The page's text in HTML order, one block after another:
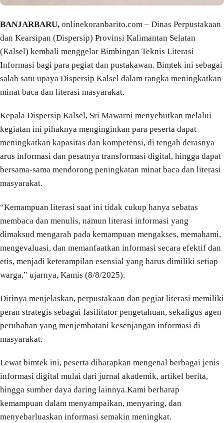
BANJARBARU, onlinekoranbarito.com – Dinas Perpustakaan
dan Kearsipan (Dispersip) Provinsi Kalimantan Selatan
(Kalsel) kembali menggelar Bimbingan Teknis Literasi
Informasi bagi para pegiat dan pustakawan. Bimtek ini sebagai
salah satu upaya Dispersip Kalsel dalam rangka meningkatkan
minat baca dan literasi masyarakat.
Kepala Dispersip Kalsel, Sri Mawarni menyebutkan melalui
kegiatan ini pihaknya menginginkan para peserta dapat
meningkatkan kapasitas dan kompetensi, di tengah derasnya
arus informasi dan pesatnya transformasi digital, hingga dapat
bersama-sama mendorong peningkatan minat baca dan literasi
masyarakat.
“Kemampuan literasi saat ini tidak cukup hanya sebatas
membaca dan menulis, namun literasi informasi yang
dimaksud mengarah pada kemampuan mengakses, memahami,
mengevaluasi, dan memanfaatkan informasi secara efektif dan
etis, menjadi keterampilan esensial yang harus dimiliki setiap
warga,” ujarnya, Kamis (8/8/2025).
Dirinya menjelaskan, perpustakaan dan pegiat literasi memiliki
peran strategis sebagai fasilitator pengetahuan, sekaligus agen
perubahan yang menjembatani kesenjangan informasi di
masyarakat.
Lewat bimtek ini, peserta diharapkan mengenal berbagai jenis
informasi digital mulai dari jurnal akademik, artikel berita,
hingga sumber daya daring lainnya.Kami berharap
kemampuan dalam menyampaikan, menyaring, dan
menyebarluaskan informasi semakin meningkat.